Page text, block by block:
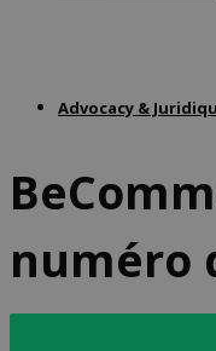
Advocacy &
numéro